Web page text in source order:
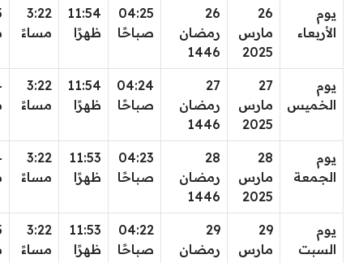
يوم
الأربعاء
26
مارس
2025
26
رمضان
1446
04:25
صباحًا
11:54
ظهرًا
3:22
مساءً
يوم
الخميس
27
مارس
2025
27
رمضان
1446
04:24
صباحًا
11:54
ظهرًا
3:22
مساءً
يوم
الجمعة
28
مارس
2025
28
رمضان
1446
04:23
صباحًا
11:53
ظهرًا
3:22
مساءً
يوم
السبت
29
مارس
29
رمضان
04:22
صباحًا
11:53
ظهرًا
3:22
مساءً